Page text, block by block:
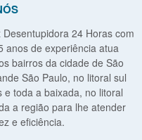
Desentupidora 24 Horas com
anos de experiência atua
bairros da cidade de São
São Paulo, no litoral sul
e toda a baixada, no litoral
a região para lhe atender
e eficiência.